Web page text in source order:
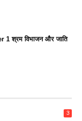
श्रम विभाजन और जाति
3